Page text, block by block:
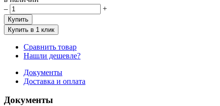
–
+
Купить
Купить в 1 клик
Сравнить товар
Нашли дешевле?
Документы
Доставка и оплата
Документы